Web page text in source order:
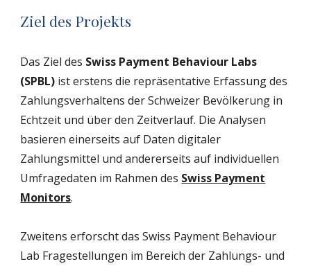
Ziel des Projekts
Das Ziel des Swiss Payment Behaviour Labs
(SPBL) ist erstens die repräsentative Erfassung des
Zahlungsverhaltens der Schweizer Bevölkerung in
Echtzeit und über den Zeitverlauf. Die Analysen
basieren einerseits auf Daten digitaler
Zahlungsmittel und andererseits auf individuellen
Umfragedaten im Rahmen des Swiss Payment
Monitors.
Zweitens erforscht das Swiss Payment Behaviour
Lab Fragestellungen im Bereich der Zahlungs- und